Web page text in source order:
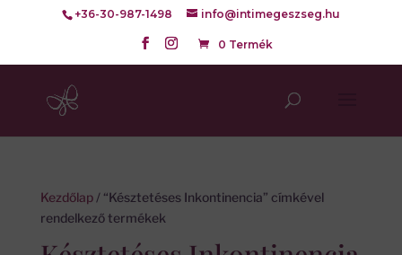
+36-30-987-1498 info@intimegeszseg.hu
0 Termék
Kezdőlap/ “Késztetéses Inkontinencia” címkével
rendelkező termékek